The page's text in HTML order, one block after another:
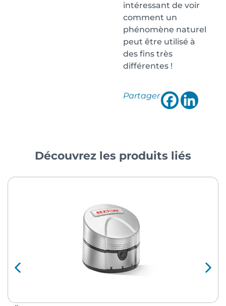
intéressant de voir
comment un
phénomène naturel
peut être utilisé à
des fins très
différentes !
Partager
Découvrez les produits liés